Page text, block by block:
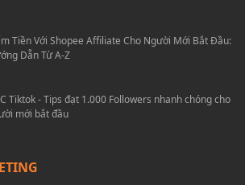
Tiền Với Shopee Affiliate Cho Người Mới Bắt Đầu:
Dẫn Từ A-Z
Tiktok - Tips đạt 1.000 Followers nhanh chóng cho
mới bắt đầu